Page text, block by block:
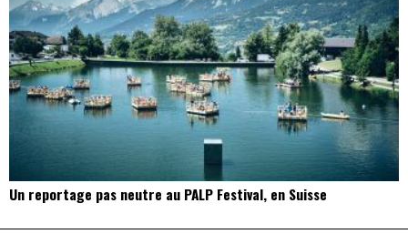
Un reportage pas neutre au PALP Festival, en Suisse